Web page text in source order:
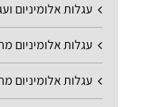
עגלות אלומיניום
עגלות אלומיניום
עגלות אלומיניום